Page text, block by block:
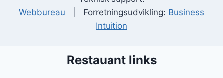
Webbureau | Forretningsudvikling: Business
Intuition
Restauant links